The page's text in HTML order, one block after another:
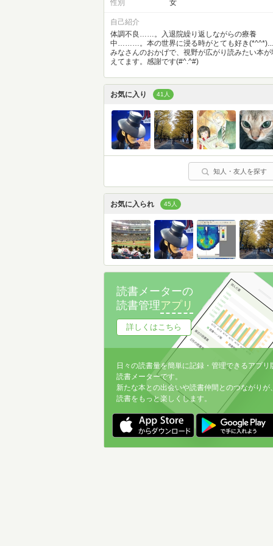
性別 女
自己紹介
体調不良……。入退院繰り返しながらの療養
中………。本の世界に浸る時がとても好き(*^^*)...
みなさんのおかげで、視野が広がり読みたい本が
えてます。感謝です(#^.^#)
お気に入り 41人
知人・友人を探す
お気に入られ 45人
読書メーターの
読書管理アプリ
詳しくはこちら
日々の読書量を簡単に記録・管理できるアプリ
読書メーターです。
新たな本との出会いや読書仲間とのつながりが
読書をもっと楽しくします。